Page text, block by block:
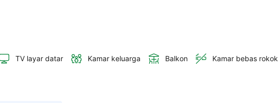
TV layar datar Kamar keluarga Balkon Kamar bebas rokok